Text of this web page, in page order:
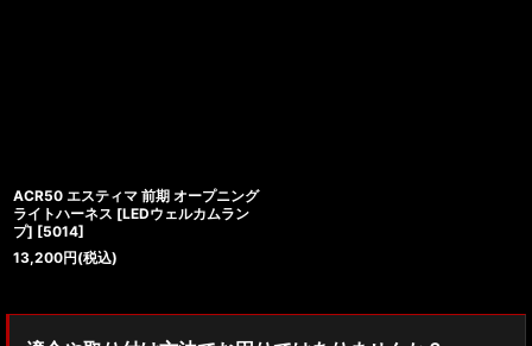
ACR50 エスティマ 前期 オープニング
ライトハーネス [LEDウェルカムラン
プ] [5014]
13,200円(税込)